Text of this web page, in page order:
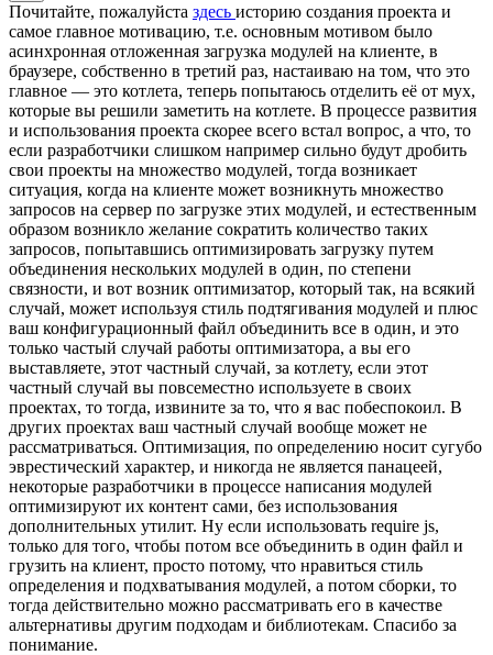
Почитайте, пожалуйста здесь историю создания проекта и
самое главное мотивацию, т.е. основным мотивом было
асинхронная отложенная загрузка модулей на клиенте, в
браузере, собственно в третий раз, настаиваю на том, что это
главное — это котлета, теперь попытаюсь отделить её от мух,
которые вы решили заметить на котлете. В процессе развития
и использования проекта скорее всего встал вопрос, а что, то
если разработчики слишком например сильно будут дробить
свои проекты на множество модулей, тогда возникает
ситуация, когда на клиенте может возникнуть множество
запросов на сервер по загрузке этих модулей, и естественным
образом возникло желание сократить количество таких
запросов, попытавшись оптимизировать загрузку путем
объединения нескольких модулей в один, по степени
связности, и вот возник оптимизатор, который так, на всякий
случай, может используя стиль подтягивания модулей и плюс
ваш конфигурационный файл объединить все в один, и это
только частый случай работы оптимизатора, а вы его
выставляете, этот частный случай, за котлету, если этот
частный случай вы повсеместно используете в своих
проектах, то тогда, извините за то, что я вас побеспокоил. В
других проектах ваш частный случай вообще может не
рассматриваться. Оптимизация, по определению носит сугубо
эврестический характер, и никогда не является панацеей,
некоторые разработчики в процессе написания модулей
оптимизируют их контент сами, без использования
дополнительных утилит. Ну если использовать require js,
только для того, чтобы потом все объединить в один файл и
грузить на клиент, просто потому, что нравиться стиль
определения и подхватывания модулей, а потом сборки, то
тогда действительно можно рассматривать его в качестве
альтернативы другим подходам и библиотекам. Спасибо за
понимание.